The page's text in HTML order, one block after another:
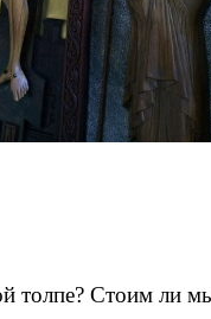
толпе? Стоим ли